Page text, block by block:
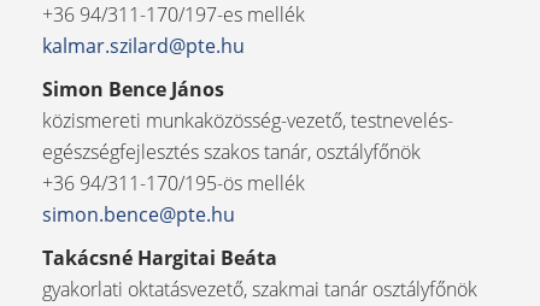
+36 94/311-170/197-es mellék
kalmar.szilard@pte.hu
Simon Bence János
közismereti munkaközösség-vezető, testnevelés-
egészségfejlesztés szakos tanár, osztályfőnök
+36 94/311-170/195-ös mellék
simon.bence@pte.hu
Takácsné Hargitai Beáta
gyakorlati oktatásvezető, szakmai tanár osztályfőnök